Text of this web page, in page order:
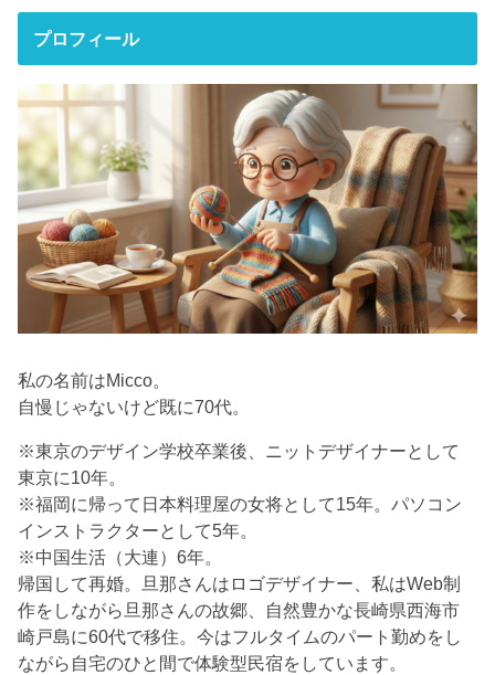
プロフィール
私の名前はMicco。
自慢じゃないけど既に70代。
※東京のデザイン学校卒業後、ニットデザイナーとして
東京に10年。
※福岡に帰って日本料理屋の女将として15年。パソコン
インストラクターとして5年。
※中国生活（大連）6年。
帰国して再婚。旦那さんはロゴデザイナー、私はWeb制
作をしながら旦那さんの故郷、自然豊かな長崎県西海市
崎戸島に60代で移住。今はフルタイムのパート勤めをし
ながら自宅のひと間で体験型民宿をしています。